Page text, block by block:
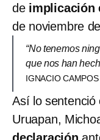
de implicación
de noviembre
“No tenemos
que nos han
IGNACIO CAMPOS
Así lo sentenció
Uruapan,